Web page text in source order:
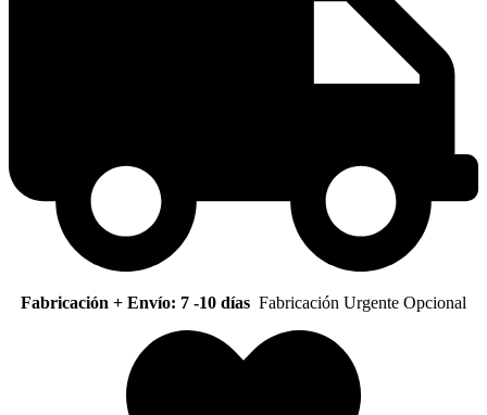
Fabricación + Envío: 7 -10 días Fabricación Urgente Opcional